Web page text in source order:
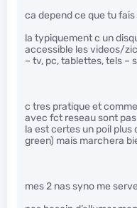
ca depend ce que tu
la typiquement c un
accessible les videos/
– tv, pc, tablettes, tels –
c tres pratique et
avec fct reseau sont
la est certes un poil
green) mais marchera
mes 2 nas syno me